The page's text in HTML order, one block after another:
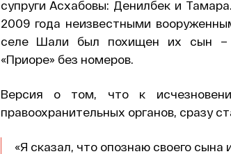
супруги Асхабовы: Денилбек и
2009 года неизвестными
селе Шали был похищен их сын –
«Приоре» без номеров.
Версия о том, что к
правоохранительных органов, сразу
«Я сказал, что опознаю своего